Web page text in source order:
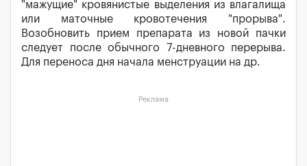
"мажущие" кровянистые выделения из влагалища
или маточные кровотечения "прорыва".
Возобновить прием препарата из новой пачки
следует после обычного 7-дневного перерыва.
Для переноса дня начала менструации на др.
Реклама